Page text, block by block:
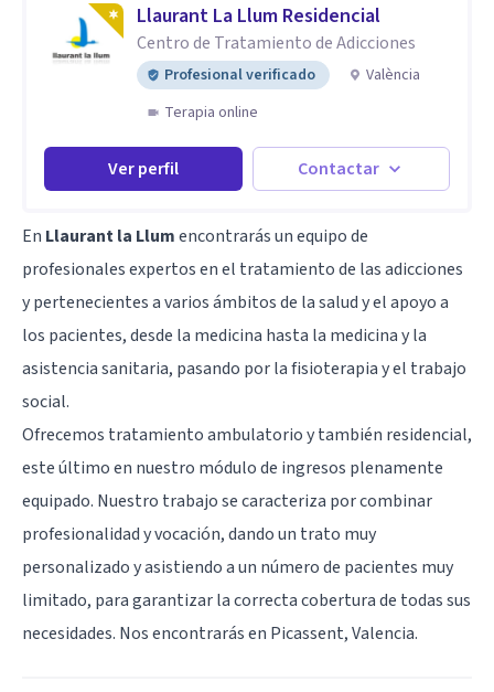
Llaurant La Llum Residencial
Centro de Tratamiento de Adicciones
Profesional verificado
València
Terapia online
Ver perfil Contactar
En Llaurant la Llumencontrarás un equipo de
profesionales expertos en el tratamiento de las adicciones
y pertenecientes a varios ámbitos de la salud y el apoyo a
los pacientes, desde la medicina hasta la medicina y la
asistencia sanitaria, pasando por la fisioterapia y el trabajo
social.
Ofrecemos tratamiento ambulatorio y también residencial,
este último en nuestro módulo de ingresos plenamente
equipado. Nuestro trabajo se caracteriza por combinar
profesionalidad y vocación, dando un trato muy
personalizado y asistiendo a un número de pacientes muy
limitado, para garantizar la correcta cobertura de todas sus
necesidades. Nos encontrarás en Picassent, Valencia.